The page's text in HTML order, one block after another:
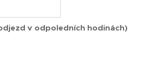
v odpoledních hodinách)